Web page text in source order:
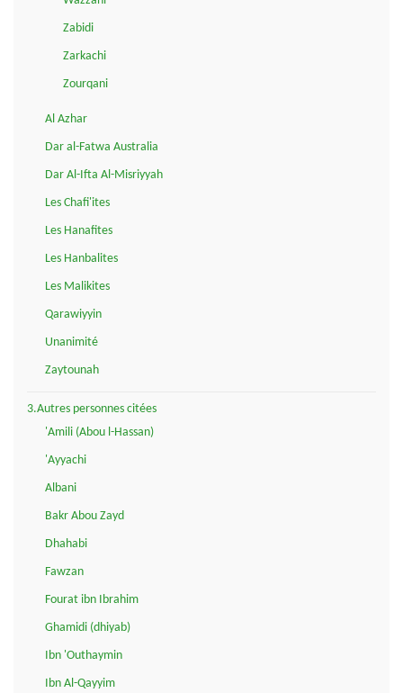
Zabidi
Zarkachi
Zourqani
Al Azhar
Dar al-Fatwa Australia
Dar Al-Ifta Al-Misriyyah
Les Chafi'ites
Les Hanafites
Les Hanbalites
Les Malikites
Qarawiyyin
Unanimité
Zaytounah
3.Autres personnes citées
'Amili (Abou l-Hassan)
'Ayyachi
Albani
Bakr Abou Zayd
Dhahabi
Fawzan
Fourat ibn Ibrahim
Ghamidi (dhiyab)
Ibn 'Outhaymin
Ibn Al-Qayyim